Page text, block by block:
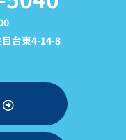
台東4-14-8